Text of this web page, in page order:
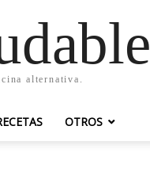
alternativa.
OTROS